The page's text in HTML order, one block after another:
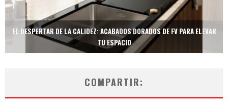
TECNOLOGÍA Y BIENESTAR DE VANGUARDIA: EL INODORO INTELIGENTE
NEOTECH DE FV.
COMPARTIR: